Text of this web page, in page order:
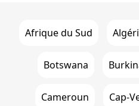
Afrique du Sud
Botswana
Cameroun Cap-